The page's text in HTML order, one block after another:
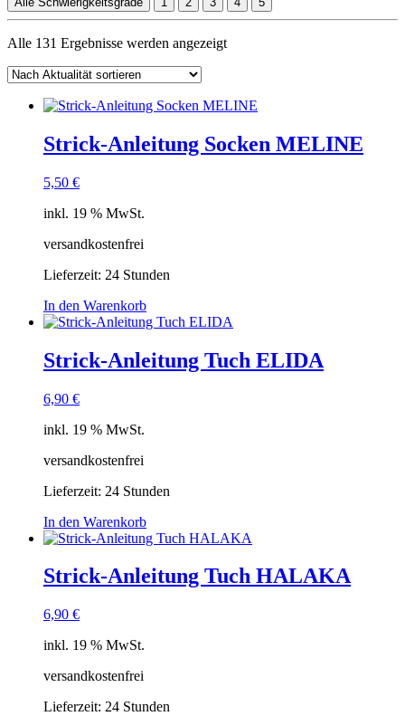
Alle 131 Ergebnisse werden angezeigtNach
Strick-Anleitung Socken MELINE
5,50 €
inkl. 19 % MwSt.
versandkostenfrei
Lieferzeit: 24 Stunden
In den Warenkorb
Strick-Anleitung Tuch ELIDA
6,90 €
inkl. 19 % MwSt.
versandkostenfrei
Lieferzeit: 24 Stunden
In den Warenkorb
Strick-Anleitung Tuch HALAKA
6,90 €
inkl. 19 % MwSt.
versandkostenfrei
Lieferzeit: 24 Stunden